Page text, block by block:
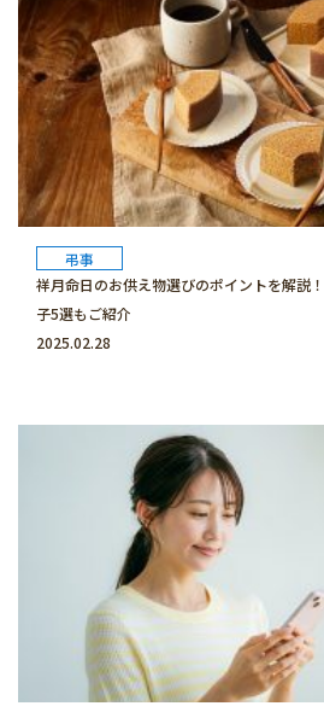
弔事
祥月命日のお供え物選びのポイントを解説
子5選もご紹介
2025.02.28